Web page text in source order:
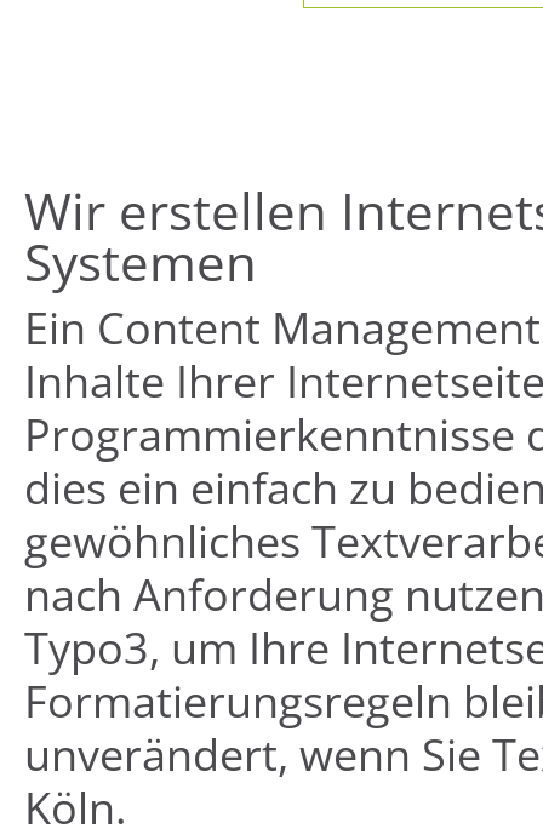
Wir erstellen
Systemen
Ein Content
Inhalte Ihrer
Programmierkenntnisse
dies ein einfach zu
gewöhnliches
nach Anforderung
Typo3, um Ihre
Formatierungsregeln
unverändert, wenn Sie
Köln.